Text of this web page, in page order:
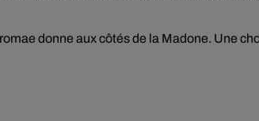
donne aux côtés de la Madone. Une